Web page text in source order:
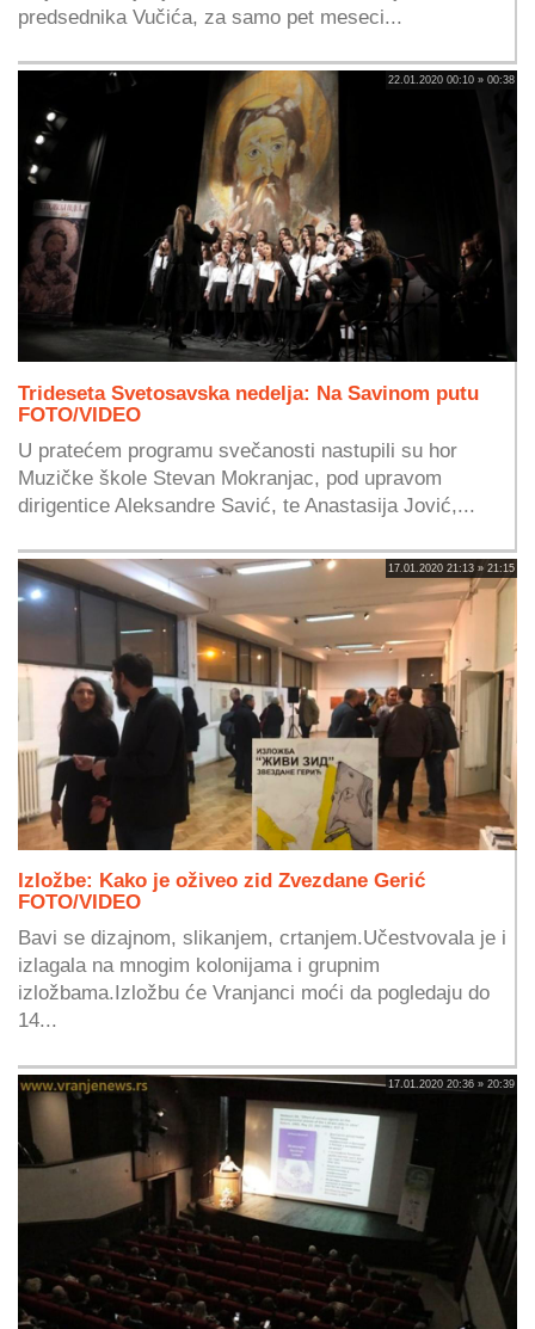
predsednika Vučića, za samo pet meseci...
22.01.2020 00:10 » 00:38
Trideseta Svetosavska nedelja: Na Savinom putu
FOTO/VIDEO
U pratećem programu svečanosti nastupili su hor
Muzičke škole Stevan Mokranjac, pod upravom
dirigentice Aleksandre Savić, te Anastasija Jović,...
17.01.2020 21:13 » 21:15
Izložbe: Kako je oživeo zid Zvezdane Gerić
FOTO/VIDEO
Bavi se dizajnom, slikanjem, crtanjem.Učestvovala je i
izlagala na mnogim kolonijama i grupnim
izložbama.Izložbu će Vranjanci moći da pogledaju do
14...
17.01.2020 20:36 » 20:39